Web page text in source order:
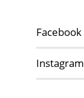
Facebook
Instagram